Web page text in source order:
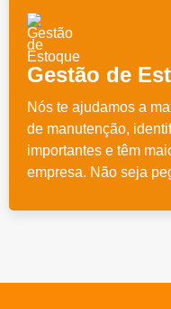
Gestão de
Nós te ajudamos a
de manutenção,
importantes e têm
empresa. Não seja